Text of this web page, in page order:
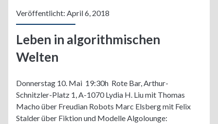
Veröffentlicht: April 6, 2018
Leben in algorithmischen
Welten
Donnerstag 10. Mai 19:30h Rote Bar, Arthur-
Schnitzler-Platz 1, A-1070 Lydia H. Liu mit Thomas
Macho über Freudian Robots Marc Elsberg mit Felix
Stalder über Fiktion und Modelle Algolounge: